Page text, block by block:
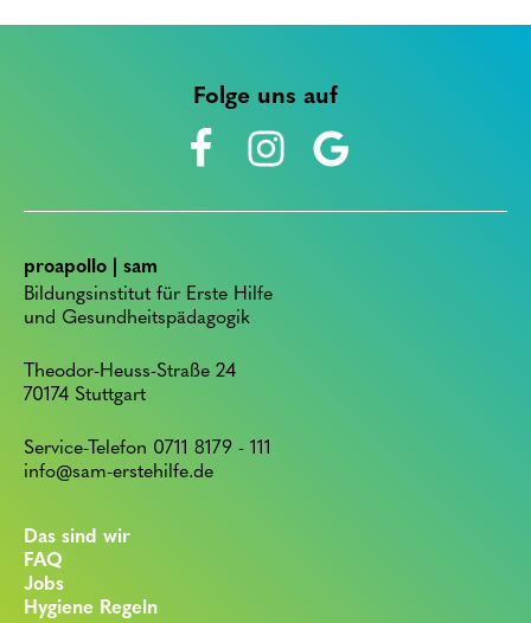
Folge uns auf
proapollo | sam
Bildungsinstitut für Erste Hilfe
und Gesundheitspädagogik
Theodor-Heuss-Straße 24
70174 Stuttgart
Service-Telefon 0711 8179 - 111
info@sam-erstehilfe.de
Das sind wir
FAQ
Jobs
Hygiene Regeln